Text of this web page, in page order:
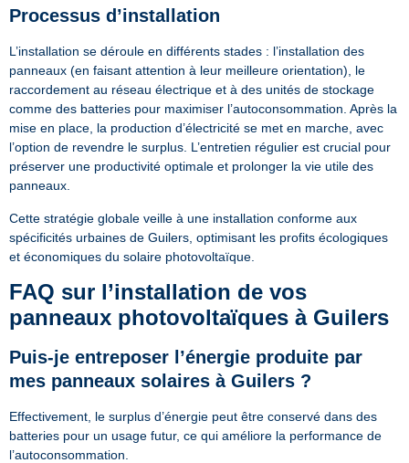
Processus d’installation
L’installation se déroule en différents stades : l’installation des
panneaux (en faisant attention à leur meilleure orientation), le
raccordement au réseau électrique et à des unités de stockage
comme des batteries pour maximiser l’autoconsommation. Après la
mise en place, la production d’électricité se met en marche, avec
l’option de revendre le surplus. L’entretien régulier est crucial pour
préserver une productivité optimale et prolonger la vie utile des
panneaux.
Cette stratégie globale veille à une installation conforme aux
spécificités urbaines de Guilers, optimisant les profits écologiques
et économiques du solaire photovoltaïque.
FAQ sur l’installation de vos
panneaux photovoltaïques à Guilers
Puis-je entreposer l’énergie produite par
mes panneaux solaires à Guilers ?
Effectivement, le surplus d’énergie peut être conservé dans des
batteries pour un usage futur, ce qui améliore la performance de
l’autoconsommation.